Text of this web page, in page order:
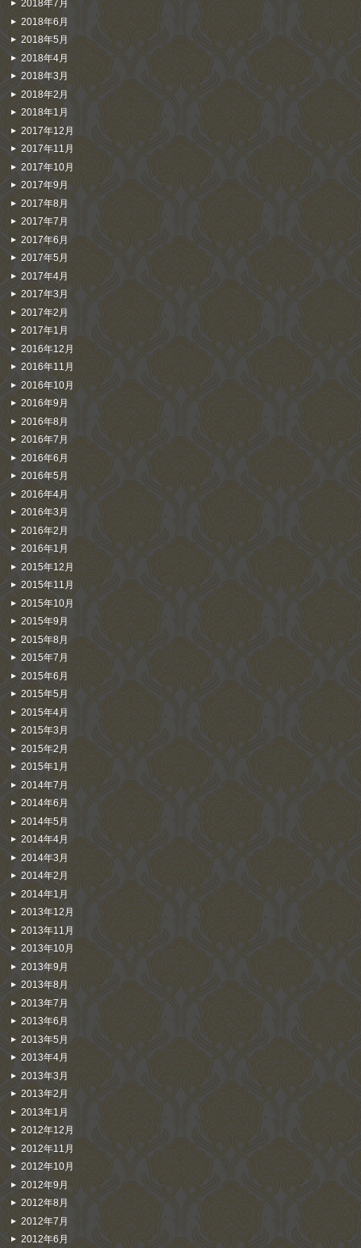
2018年7月
2018年6月
2018年5月
2018年4月
2018年3月
2018年2月
2018年1月
2017年12月
2017年11月
2017年10月
2017年9月
2017年8月
2017年7月
2017年6月
2017年5月
2017年4月
2017年3月
2017年2月
2017年1月
2016年12月
2016年11月
2016年10月
2016年9月
2016年8月
2016年7月
2016年6月
2016年5月
2016年4月
2016年3月
2016年2月
2016年1月
2015年12月
2015年11月
2015年10月
2015年9月
2015年8月
2015年7月
2015年6月
2015年5月
2015年4月
2015年3月
2015年2月
2015年1月
2014年7月
2014年6月
2014年5月
2014年4月
2014年3月
2014年2月
2014年1月
2013年12月
2013年11月
2013年10月
2013年9月
2013年8月
2013年7月
2013年6月
2013年5月
2013年4月
2013年3月
2013年2月
2013年1月
2012年12月
2012年11月
2012年10月
2012年9月
2012年8月
2012年7月
2012年6月